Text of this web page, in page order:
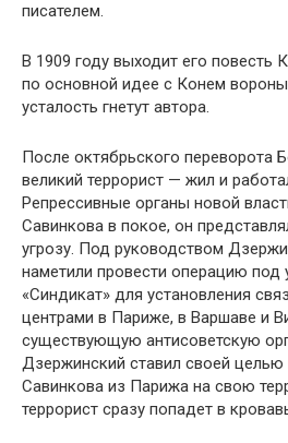
писателем.
В 1909 году выходит его повесть
по основной идее с Конем
усталость гнетут автора.
После октябрьского переворота
великий террорист — жил и
Репрессивные органы новой
Савинкова в покое, он
угрозу. Под руководством
наметили провести операцию под
«Синдикат» для установления
центрами в Париже, в Варшаве и
существующую антисоветскую
Дзержинский ставил своей
Савинкова из Парижа на свою
террорист сразу попадет в